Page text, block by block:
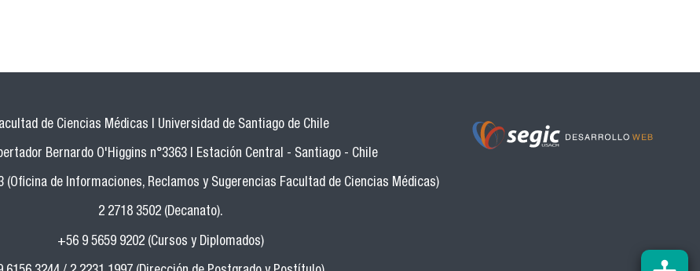
de Ciencias Médicas | Universidad de Santiago de Chile
Bernardo O'Higgins n°3363 | Estación Central - Santiago - Chile
(Oficina de Informaciones, Reclamos y Sugerencias Facultad de Ciencias Médicas)
2 2718 3502 (Decanato).
+56 9 5659 9202 (Cursos y Diplomados)